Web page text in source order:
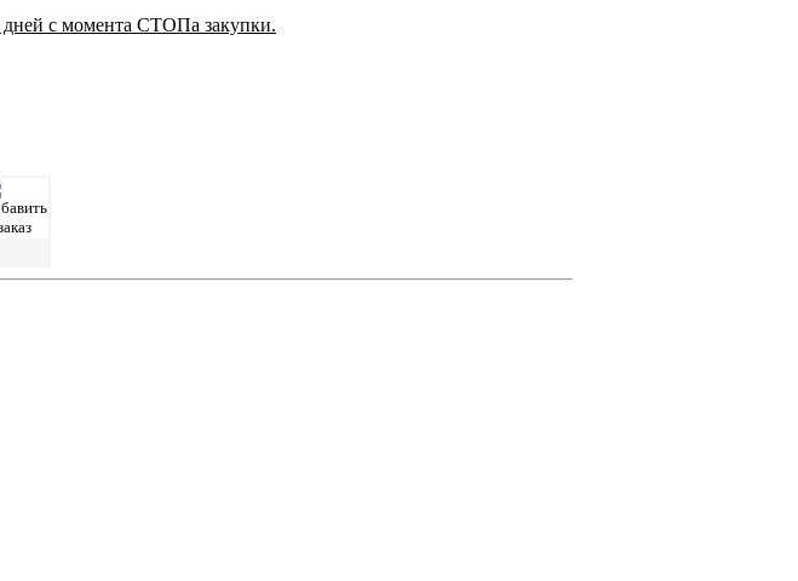
дней с момента СТОПа закупки.